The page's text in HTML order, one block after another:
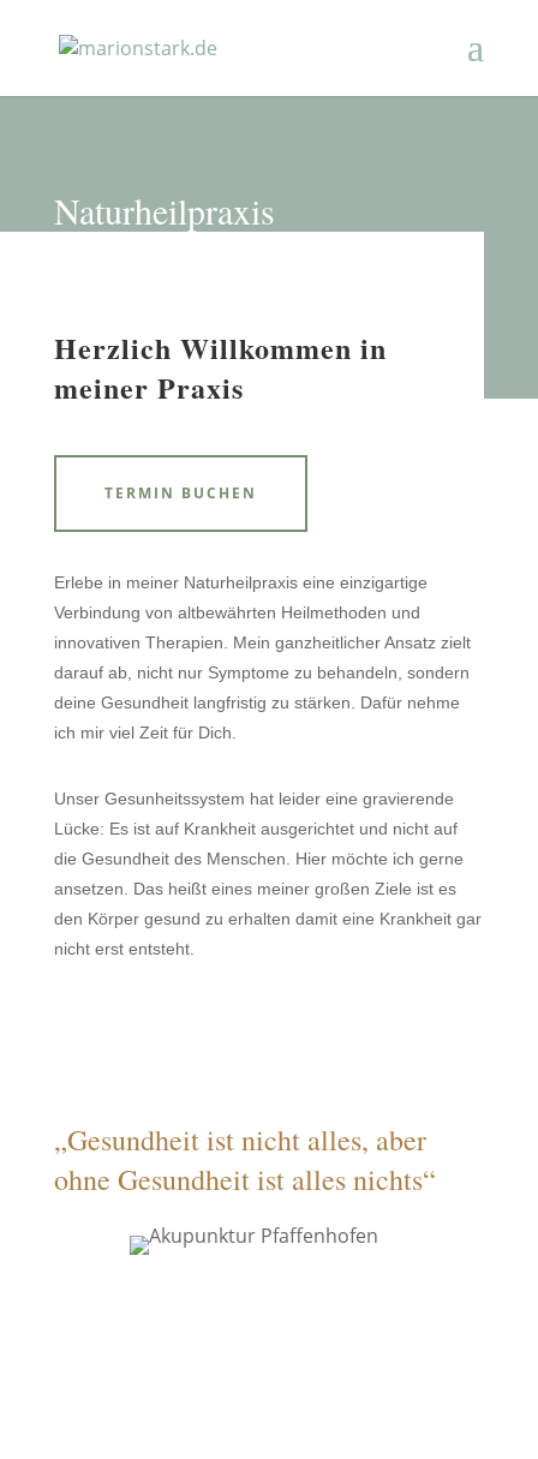
Naturheilpraxis
Herzlich Willkommen in
meiner Praxis
TERMIN BUCHEN
Erlebe in meiner Naturheilpraxis eine einzigartige
Verbindung von altbewährten Heilmethoden und
innovativen Therapien. Mein ganzheitlicher Ansatz zielt
darauf ab, nicht nur Symptome zu behandeln, sondern
deine Gesundheit langfristig zu stärken. Dafür nehme
ich mir viel Zeit für Dich.
Unser Gesunheitssystem hat leider eine gravierende
Lücke: Es ist auf Krankheit ausgerichtet und nicht auf
die Gesundheit des Menschen. Hier möchte ich gerne
ansetzen. Das heißt eines meiner großen Ziele ist es
den Körper gesund zu erhalten damit eine Krankheit gar
nicht erst entsteht.
„Gesundheit ist nicht alles, aber
ohne Gesundheit ist alles nichts“